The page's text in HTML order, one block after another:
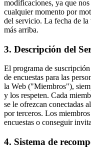
modificaciones, ya que
cualquier momento por
del servicio. La fecha de la
más arriba.
3. Descripción del
El programa de
de encuestas para las
la Web ("Miembros"),
y los respeten. Cada
se le ofrezcan conectadas
por terceros. Los
encuestas o conseguir
4. Sistema de